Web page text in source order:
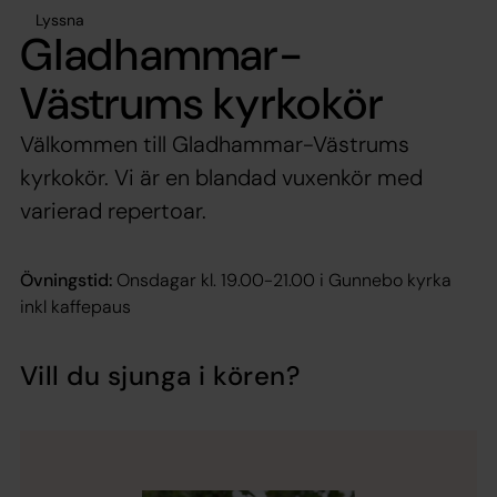
Lyssna
Gladhammar-
Västrums kyrkokör
Välkommen till Gladhammar-Västrums
kyrkokör. Vi är en blandad vuxenkör med
varierad repertoar.
Övningstid: Onsdagar kl. 19.00-21.00 i Gunnebo kyrka
inkl kaffepaus
Vill du sjunga i kören?